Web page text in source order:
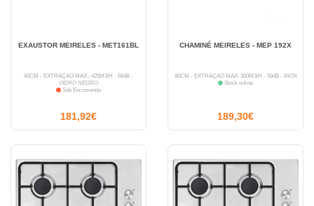
EXAUSTOR MEIRELES - MET161BL
60CM - EXTRAÇÃO MÁX.: 425M3/H - 68dB -
VIDRO NEGRO
Sob Encomenda
181,92€
CHAMINÉ MEIRELES - MEP 192X
90CM - EXTRAÇÃO MÁX: 300M3/H - 59dB - INOX
Stock online
189,30€